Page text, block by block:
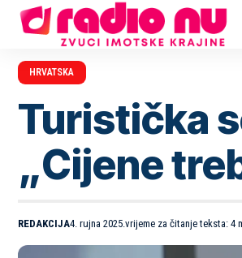
HRVATSKA
Turistička
„Cijene
REDAKCIJA4. rujna 2025. vrijeme za čitanje teksta: 4